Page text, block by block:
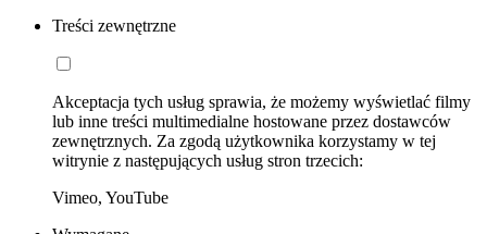
Treści zewnętrzne
Akceptacja tych usług sprawia, że możemy wyświetlać filmy
lub inne treści multimedialne hostowane przez dostawców
zewnętrznych. Za zgodą użytkownika korzystamy w tej
witrynie z następujących usług stron trzecich:
Vimeo, YouTube